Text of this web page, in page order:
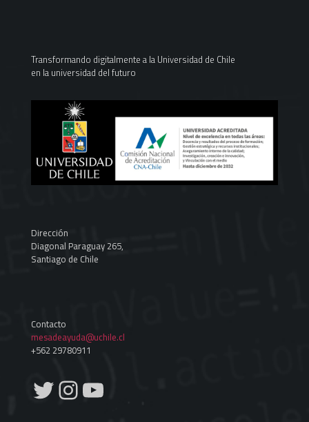
Transformando digitalmente a la Universidad de Chile
en la universidad del futuro
Dirección
Diagonal Paraguay 265,
Santiago de Chile
Contacto
mesadeayuda@uchile.cl
+562 29780911
Twitter
Instagram
YouTube